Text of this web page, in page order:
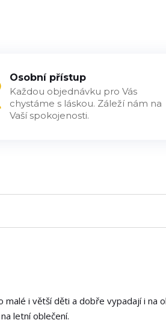
Osobní přístup
Každou objednávku pro Vás
chystáme s láskou. Záleží nám na
Vaší spokojenosti.
i větší děti a dobře vypadají i na
letní oblečení.